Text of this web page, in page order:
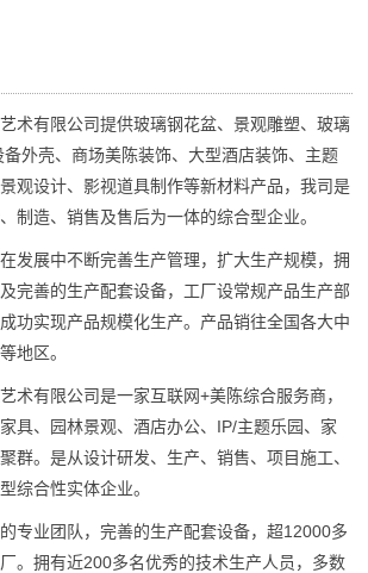
有限公司提供玻璃钢花盆、景观雕塑、玻璃
外壳、商场美陈装饰、大型酒店装饰、主题
观设计、影视道具制作等新材料产品，我司是
制造、销售及售后为一体的综合型企业。
展中不断完善生产管理，扩大生产规模，拥
完善的生产配套设备，工厂设常规产品生产部
功实现产品规模化生产。产品销往全国各大中
地区。
有限公司是一家互联网+美陈综合服务商，
具、园林景观、酒店办公、IP/主题乐园、家
群。是从设计研发、生产、销售、项目施工、
综合性实体企业。
业团队，完善的生产配套设备，超12000多
。拥有近200多名优秀的技术生产人员，多数